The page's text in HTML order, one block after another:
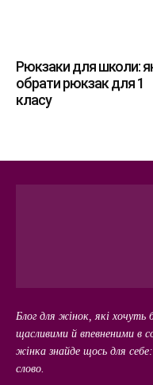
Рюкзаки для школи:
обрати рюкзак для 1
класу
Блог для жінок, які хочуть
щасливими й впевненими в
жінка знайде щось для
слово.